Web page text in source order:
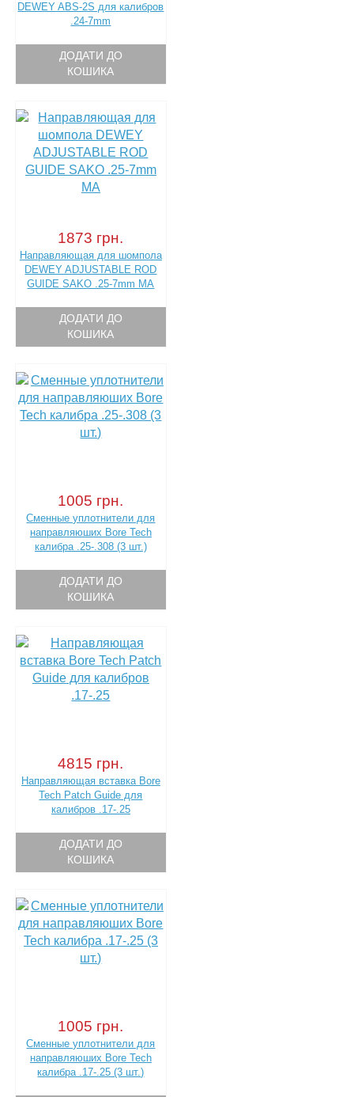
DEWEY ABS-2S для калибров
.24-7mm
ДОДАТИ ДО
КОШИКА
1873 грн.
Направляющая для шомпола
DEWEY ADJUSTABLE ROD
GUIDE SAKO .25-7mm MA
ДОДАТИ ДО
КОШИКА
1005 грн.
Сменные уплотнители для
направляюших Bore Tech
калибра .25-.308 (3 шт.)
ДОДАТИ ДО
КОШИКА
4815 грн.
Направляющая вставка Bore
Tech Patch Guide для
калибров .17-.25
ДОДАТИ ДО
КОШИКА
1005 грн.
Сменные уплотнители для
направляюших Bore Tech
калибра .17-.25 (3 шт.)